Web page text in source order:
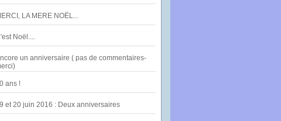
LA MERE NOËL...
Noël....
un anniversaire ( pas de commentaires-
ans !
et 20 juin 2016 : Deux anniversaires